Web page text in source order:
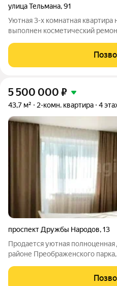
улица Тельмана,91
Уютная 3-х комнатная квартира
выполнен косметический
под свой вкус. Удобная
семьи иметь своё личное
5 500 000 ₽
43,7 м² 2-комн. квартира 4
проспект Дружбы Народов,13
Продается уютная полноценная
районе Преображенского
остановка в шаговой